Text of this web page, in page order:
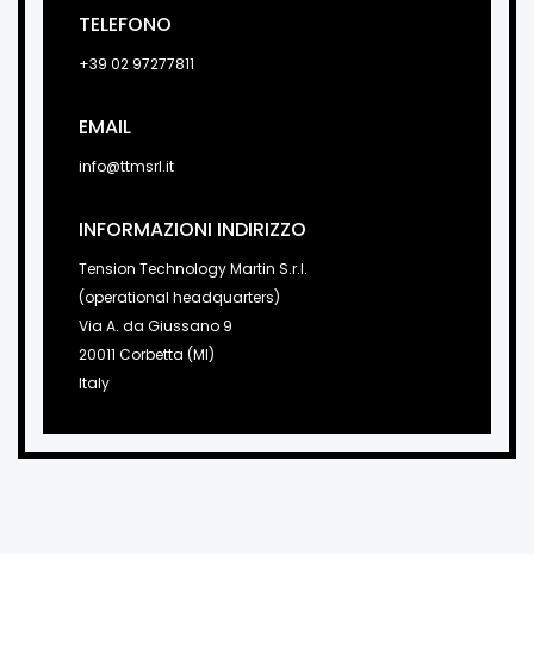
TELEFONO
+39 02 97277811
EMAIL
info@ttmsrl.it
INFORMAZIONI INDIRIZZO
Tension Technology Martin S.r.l.
(operational headquarters)
Via A. da Giussano 9
20011 Corbetta (MI)
Italy